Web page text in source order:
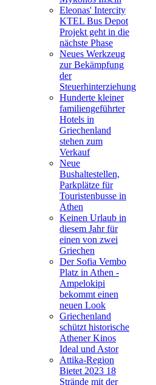
Eleonas' Intercity
KTEL Bus Depot
Projekt geht in die
nächste Phase
Neues Werkzeug
zur Bekämpfung
der
Steuerhinterziehung
Hunderte kleiner
familiengeführter
Hotels in
Griechenland
stehen zum
Verkauf
Neue
Bushaltestellen,
Parkplätze für
Touristenbusse in
Athen
Keinen Urlaub in
diesem Jahr für
einen von zwei
Griechen
Der Sofia Vembo
Platz in Athen -
Ampelokipi
bekommt einen
neuen Look
Griechenland
schützt historische
Athener Kinos
Ideal und Astor
Attika-Region
Bietet 2023 18
Strände mit der